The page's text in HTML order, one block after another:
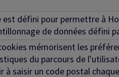
est défini pour permettre à
de données défini
mémorisent les
du parcours de
à saisir un code postal